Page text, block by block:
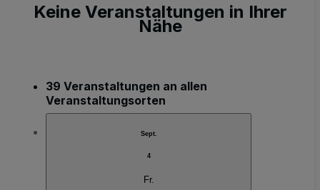
Keine Veranstaltungen in Ihrer
Nähe
39 Veranstaltungen an allen
Veranstaltungsorten
Sept.
4
Fr.